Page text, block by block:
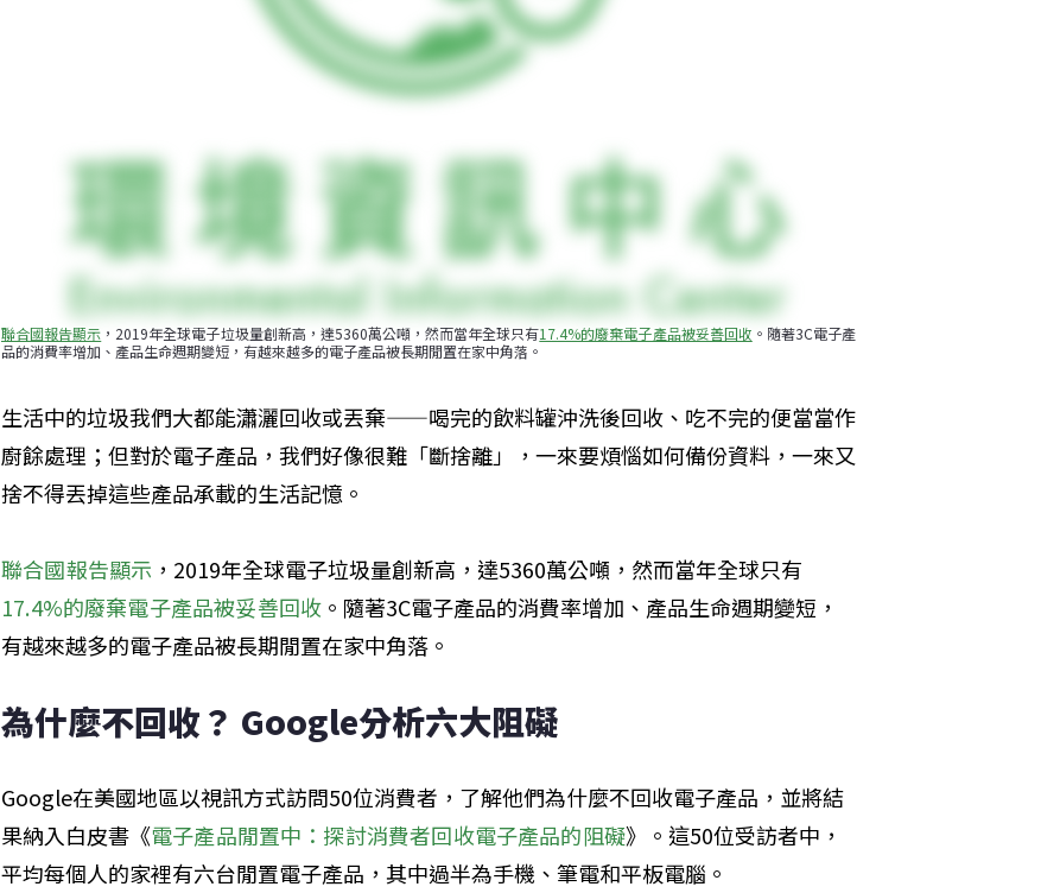
聯合國報告顯示 ，2019年全球電子垃圾量創新高，達5360萬公噸，然而當年全球只有17.4%的廢棄電子產品被妥善回收 。隨著3C電子產
品的消費率增加、產品生命週期變短，有越來越多的電子產品被長期閒置在家中角落。
生活中的垃圾我們大都能瀟灑回收或丟棄——喝完的飲料罐沖洗後回收、吃不完的便當當作
廚餘處理；但對於電子產品，我們好像很難「斷捨離」，一來要煩惱如何備份資料，一來又
捨不得丟掉這些產品承載的生活記憶。
聯合國報告顯示 ，2019年全球電子垃圾量創新高，達5360萬公噸，然而當年全球只有
17.4%的廢棄電子產品被妥善回收 。隨著3C電子產品的消費率增加、產品生命週期變短，
有越來越多的電子產品被長期閒置在家中角落。
為什麼不回收？ Google分析六大阻礙
Google在美國地區以視訊方式訪問50位消費者，了解他們為什麼不回收電子產品，並將結
果納入白皮書《電子產品閒置中：探討消費者回收電子產品的阻礙》。這50位受訪者中，
平均每個人的家裡有六台閒置電子產品，其中過半為手機、筆電和平板電腦。